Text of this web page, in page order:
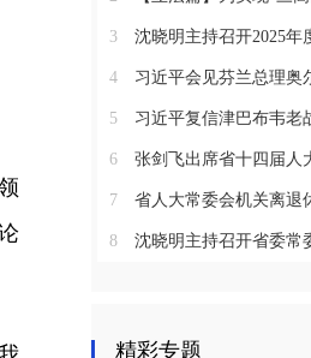
3 沈晓明主持召开2025年度市州和省直行业系统党（工
4 习近平会见芬兰总理奥
5 习近平复信津巴布韦老
6 张剑飞出席省十四届人大财经
7 省人大常委会机关离退休干部职工党总支
8 沈晓明主持召开省委常
精彩专题